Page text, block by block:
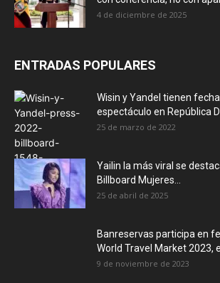
4 de diciembre de 2025
ENTRADAS POPULARES
Wisin y Yandel tienen
espectáculo en República
25 de marzo de 2022
Yailin la más viral se
Billboard Mujeres...
25 de abril de 2025
Banreservas participa en
World Travel Market 2023,
9 de noviembre de 2023